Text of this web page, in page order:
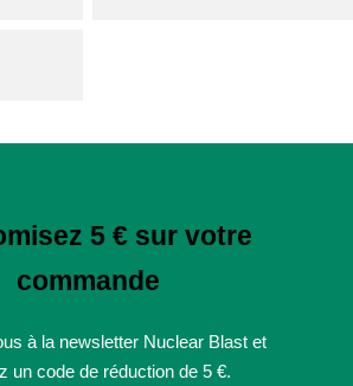
5 € sur votre
commande
à la newsletter Nuclear Blast et
un code de réduction de 5 €.